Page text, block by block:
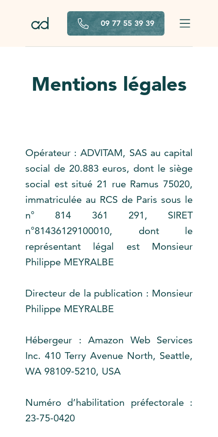
09 77 55 39 39
Mentions légales
Opérateur : ADVITAM, SAS au capital
social de 20.883 euros, dont le siège
social est situé 21 rue Ramus 75020,
immatriculée au RCS de Paris sous le
n° 814 361 291, SIRET
n°81436129100010, dont le
représentant légal est Monsieur
Philippe MEYRALBE
Directeur de la publication : Monsieur
Philippe MEYRALBE
Hébergeur :
Amazon Web Services
Inc. 410 Terry Avenue North, Seattle,
WA 98109-5210, USA
Numéro d’habilitation préfectorale :
23-75-0420